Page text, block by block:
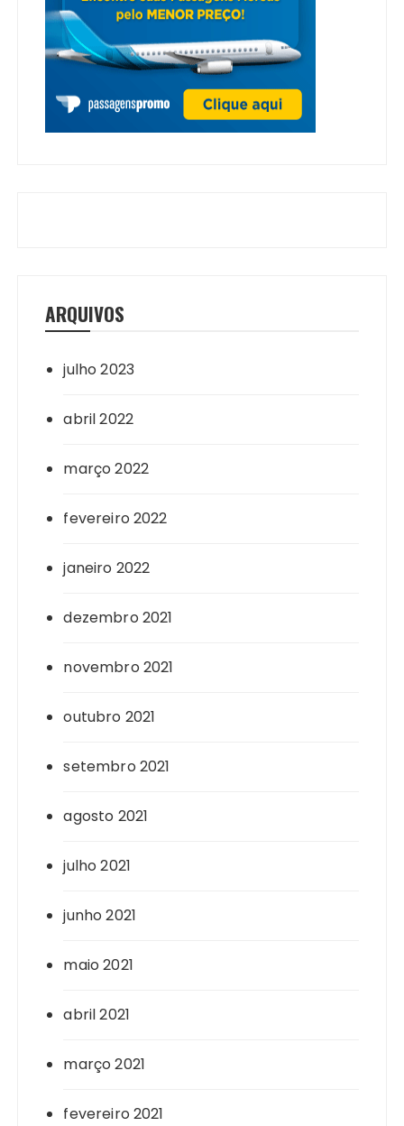
ARQUIVOS
julho 2023
abril 2022
março 2022
fevereiro 2022
janeiro 2022
dezembro 2021
novembro 2021
outubro 2021
setembro 2021
agosto 2021
julho 2021
junho 2021
maio 2021
abril 2021
março 2021
fevereiro 2021